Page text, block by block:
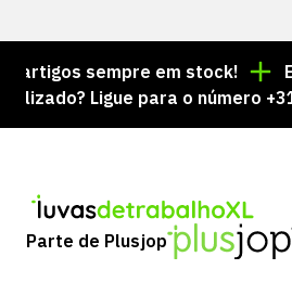
sempre em stock!
Ligue para o número +31
Parte de Plusjop